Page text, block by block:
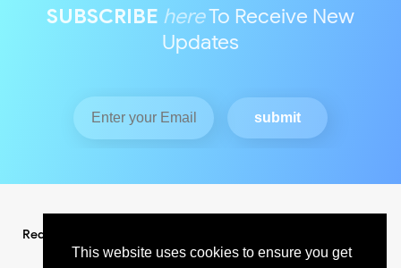
This website uses cookies to ensure you get
SUBSCRIBE hereTo Receive New
Updates
Redaksi